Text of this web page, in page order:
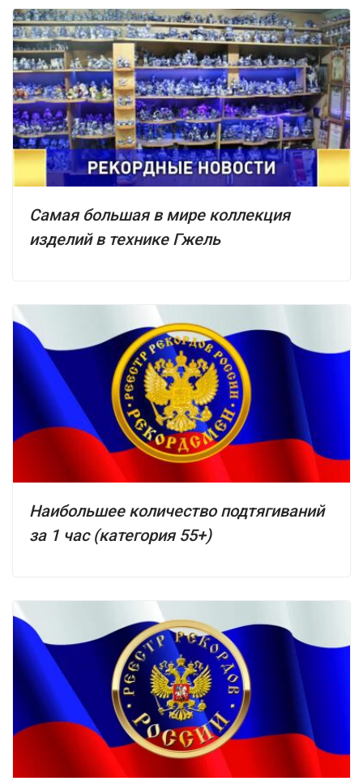
Самая большая в мире коллекция
изделий в технике Гжель
Наибольшее количество подтягиваний
за 1 час (категория 55+)